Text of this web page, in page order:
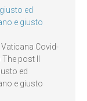
ed
e giusto
Covid-
post Il
ed
e giusto